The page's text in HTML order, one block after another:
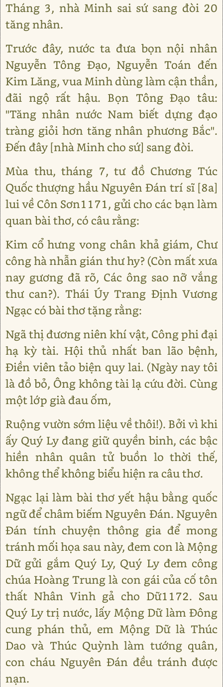
Tháng 3, nhà Minh sai sứ sang đòi 20
tăng nhân.
Trước đây, nước ta đưa bọn nội nhân
Nguyễn Tông Đạo, Nguyễn Toán đến
Kim Lăng, vua Minh dùng làm cận thần,
đãi ngộ rất hậu. Bọn Tông Đạo tâu:
"Tăng nhân nước Nam biết dựng đạo
tràng giỏi hơn tăng nhân phương Bắc".
Đến đây [nhà Minh cho sứ] sang đòi.
Mùa thu, tháng 7, tư đồ Chương Túc
Quốc thượng hầu Nguyên Đán trí sĩ [8a]
lui về Côn Sơn1171, gửi cho các bạn làm
quan bài thơ, có câu rằng:
Kim cổ hưng vong chân khả giám, Chư
công hà nhẫn gián thư hy? (Còn mất xưa
nay gương đã rõ, Các ông sao nỡ vắng
thư can?). Thái Úy Trang Định Vương
Ngạc có bài thơ tặng rằng:
Ngã thị đương niên khí vật, Công phi đại
hạ kỳ tài. Hội thủ nhất ban lão bệnh,
Điền viên tảo biện quy lai. (Ngày nay tôi
là đồ bỏ, Ông không tài lạ cứu đời. Cùng
một lớp già đau ốm,
Ruộng vườn sớm liệu về thôi!). Bởi vì khi
ấy Quý Ly đang giữ quyền binh, các bậc
hiền nhân quân tử buồn lo thời thế,
không thể không biểu hiện ra câu thơ.
Ngạc lại làm bài thơ yết hậu bằng quốc
ngữ để châm biếm Nguyên Đán. Nguyên
Đán tính chuyện thông gia để mong
tránh mối họa sau này, đem con là Mộng
Dữ gửi gắm Quý Ly, Quý Ly đem công
chúa Hoàng Trung là con gái của cố tôn
thất Nhân Vinh gả cho Dữ1172. Sau
Quý Ly trị nước, lấy Mộng Dữ làm Đông
cung phán thủ, em Mộng Dữ là Thúc
Dao và Thúc Quỳnh làm tướng quân,
con cháu Nguyên Đán đều tránh được
nạn.